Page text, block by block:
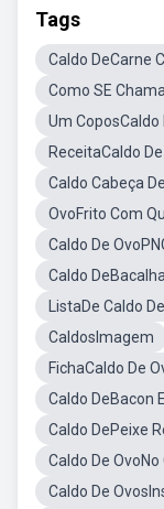
Tags
Caldo DeCarne
Como SE
Um CoposCaldo
ReceitaCaldo
Caldo Cabeça
OvoFrito Com
Caldo De
Caldo
ListaDe Caldo
CaldosImagem
FichaCaldo De
Caldo DeBacon
Caldo DePeixe
Caldo De OvoNo
Caldo De